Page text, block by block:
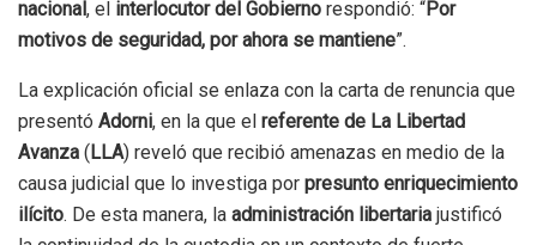
nacional , el interlocutor del Gobierno respondió: “Por
motivos de seguridad, por ahora se mantiene”.
La explicación oficial se enlaza con la carta de renuncia que
presentó Adorni, en la que el referente de La Libertad
Avanza ( LLA) reveló que recibió amenazas en medio de la
causa judicial que lo investiga por presunto enriquecimiento
ilícito. De esta manera, la administración libertaria justificó